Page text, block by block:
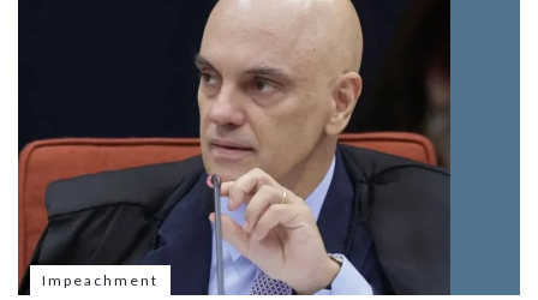
Impeachment